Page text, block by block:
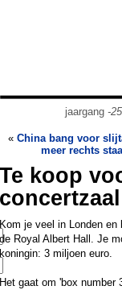
jaargang -25
« China bang voor
meer rechts
Te koop
Kom je veel in Londen
de Royal Albert Hall. Je
koningin: 3 miljoen euro.
Het gaat om 'box number